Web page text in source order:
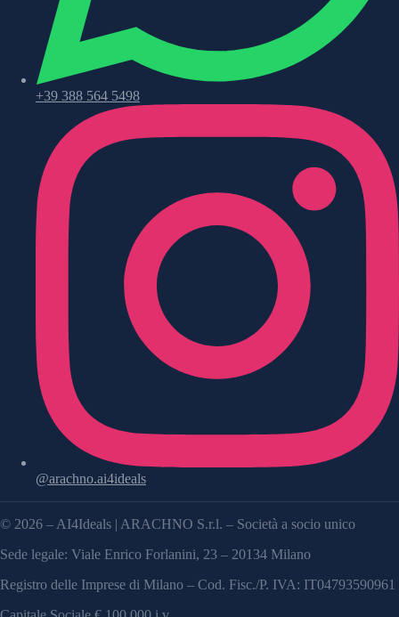
+39 388 564 5498
@arachno.ai4ideals
© 2026 – AI4Ideals | ARACHNO S.r.l. – Società a socio unico
Sede legale: Viale Enrico Forlanini, 23 – 20134 Milano
Registro delle Imprese di Milano – Cod. Fisc./P. IVA: IT04793590961